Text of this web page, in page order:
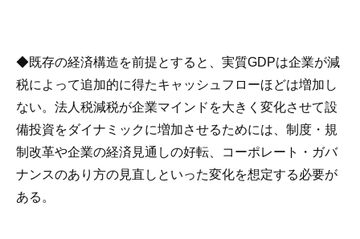
◆既存の経済構造を前提とすると、実質GDPは企業が減
税によって追加的に得たキャッシュフローほどは増加し
ない。法人税減税が企業マインドを大きく変化させて設
備投資をダイナミックに増加させるためには、制度・規
制改革や企業の経済見通しの好転、コーポレート・ガバ
ナンスのあり方の見直しといった変化を想定する必要が
ある。